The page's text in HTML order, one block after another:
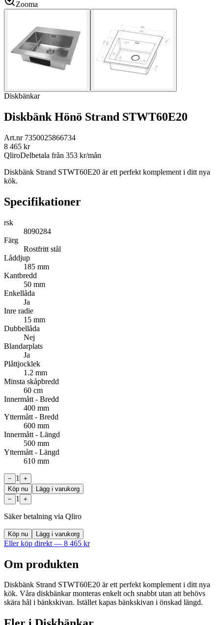
Zooma
Diskbänkar
Diskbänk Hönö Strand STWT60E20
Art.nr 7350025866734
8 465 kr
QliroDelbetala från 353 kr/mån
Diskbänk Strand STWT60E20 är ett perfekt komplement i ditt nya
kök.
Specifikationer
rsk
8090284
Färg
Rostfritt stål
Låddjup
185 mm
Kantbredd
50 mm
Enkellåda
Ja
Inre radie
15 mm
Dubbellåda
Nej
Blandarplats
Ja
Plåttjocklek
1.2 mm
Minsta skåpbredd
60 cm
Innermått - Bredd
400 mm
Yttermått - Bredd
600 mm
Innermått - Längd
500 mm
Yttermått - Längd
610 mm
− 1
+
Köp nu
Lägg i varukorg
−
1 +
Säker betalning via Qliro
Köp nu Lägg i varukorg
Eller köp direkt — 8 465 kr
Om produkten
Diskbänk Strand STWT60E20 är ett perfekt komplement i ditt nya
kök. Våra diskbänkar monteras enkelt och snabbt utan att behövs
skära hål i bänkskivan. Istället kapas bänkskivan i önskad längd.